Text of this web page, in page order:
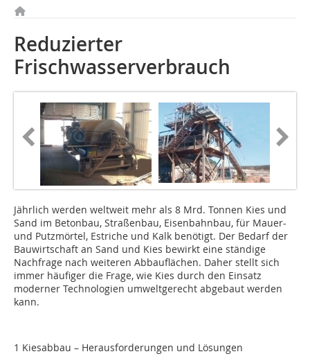
Reduzierter
Frischwasserverbrauch
Jährlich werden weltweit mehr als 8 Mrd. Tonnen Kies und
Sand im Betonbau, Straßenbau, Eisenbahn­bau, für Mauer-
und Putzmörtel, Estriche und Kalk benötigt. Der Bedarf der
Bauwirtschaft an Sand und Kies bewirkt eine ständige
Nachfrage nach weiteren Abbauflächen. Daher stellt sich
immer häufiger die Frage, wie Kies durch den Einsatz
moderner Technologien umweltgerecht abgebaut werden
kann.
1 Kiesabbau – Herausforderungen und Lösungen